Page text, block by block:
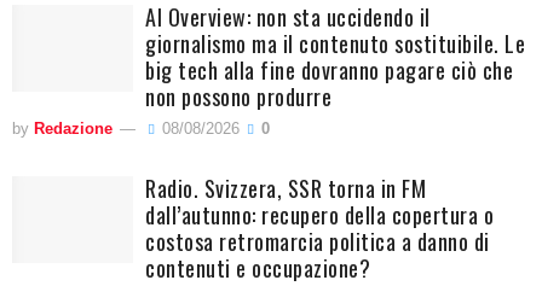
AI Overview: non sta uccidendo il
giornalismo ma il contenuto sostituibile. Le
big tech alla fine dovranno pagare ciò che
non possono produrre
by Redazione 08/08/2026 0
Radio. Svizzera, SSR torna in FM
dall’autunno: recupero della copertura o
costosa retromarcia politica a danno di
contenuti e occupazione?